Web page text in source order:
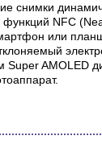
снимки
NFC
или
Super AMOLED